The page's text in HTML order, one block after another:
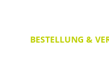
BESTELLUNG &